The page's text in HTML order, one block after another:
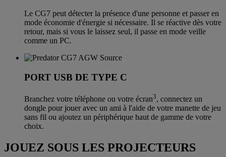
Le CG7 peut détecter la présence d'une personne et passer en
mode économie d'énergie si nécessaire. Il se réactive dès votre
retour, mais si vous le laissez seul, il passe en mode veille
comme un PC.
PORT USB DE TYPE C
Branchez votre téléphone ou votre écran3, connectez un
dongle pour jouer avec un ami à l'aide de votre manette de jeu
sans fil ou ajoutez un périphérique haut de gamme de votre
choix.
JOUEZ SOUS LES PROJECTEURS